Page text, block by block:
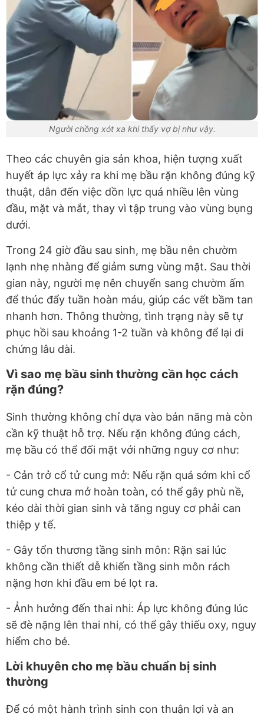
Người chồng xót xa khi thấy vợ bị như vậy.
Theo các chuyên gia sản khoa, hiện tượng xuất
huyết áp lực xảy ra khi mẹ bầu rặn không đúng kỹ
thuật, dẫn đến việc dồn lực quá nhiều lên vùng
đầu, mặt và mắt, thay vì tập trung vào vùng bụng
dưới.
Trong 24 giờ đầu sau sinh, mẹ bầu nên chườm
lạnh nhẹ nhàng để giảm sưng vùng mặt. Sau thời
gian này, người mẹ nên chuyển sang chườm ấm
để thúc đẩy tuần hoàn máu, giúp các vết bầm tan
nhanh hơn. Thông thường, tình trạng này sẽ tự
phục hồi sau khoảng 1-2 tuần và không để lại di
chứng lâu dài.
Vì sao mẹ bầu sinh thường cần học cách
rặn đúng?
Sinh thường không chỉ dựa vào bản năng mà còn
cần kỹ thuật hỗ trợ. Nếu rặn không đúng cách,
mẹ bầu có thể đối mặt với những nguy cơ như:
- Cản trở cổ tử cung mở: Nếu rặn quá sớm khi cổ
tử cung chưa mở hoàn toàn, có thể gây phù nề,
kéo dài thời gian sinh và tăng nguy cơ phải can
thiệp y tế.
- Gây tổn thương tầng sinh môn: Rặn sai lúc
không cần thiết dễ khiến tầng sinh môn rách
nặng hơn khi đầu em bé lọt ra.
- Ảnh hưởng đến thai nhi: Áp lực không đúng lúc
sẽ đè nặng lên thai nhi, có thể gây thiếu oxy, nguy
hiểm cho bé.
Lời khuyên cho mẹ bầu chuẩn bị sinh
thường
Để có một hành trình sinh con thuận lợi và an